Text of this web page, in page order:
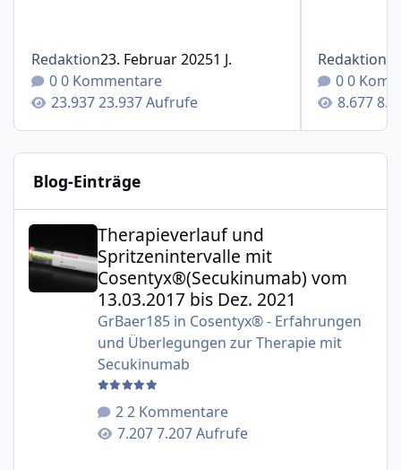
Redaktion23. Februar 20251 J.
0 Kommentare
23.937 Aufrufe
Redaktion
0
Blog-Einträge
Therapieverlauf und Spritzenintervalle mit
Therapieverlauf und
Spritzenintervalle mit
Cosentyx®(Secukinumab) vom
13.03.2017 bis Dez. 2021
GrBaer185in Cosentyx® - Erfahrungen
und Überlegungen zur Therapie mit
Secukinumab
2 Kommentare
7.207 Aufrufe